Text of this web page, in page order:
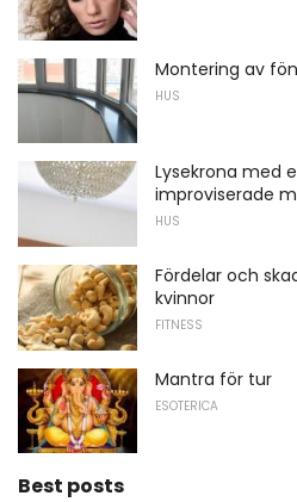
Montering av
HUS
Lysekrona med
improviserade
HUS
Fördelar och
kvinnor
FITNESS
Mantra för tur
ESOTERICA
Best posts